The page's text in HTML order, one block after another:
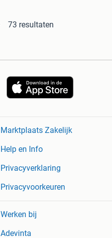
73 resultaten
Marktplaats Zakelijk
Help en Info
Privacyverklaring
Privacyvoorkeuren
Werken bij
Adevinta